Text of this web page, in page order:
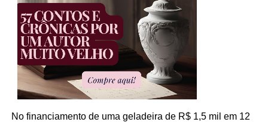
No financiamento de uma geladeira de R$ 1,5 mil em 12